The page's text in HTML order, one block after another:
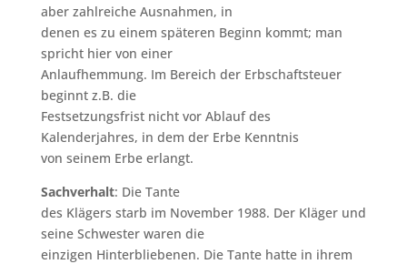
aber zahlreiche Ausnahmen, in
denen es zu einem späteren Beginn kommt; man
spricht hier von einer
Anlaufhemmung. Im Bereich der Erbschaftsteuer
beginnt z.B. die
Festsetzungsfrist nicht vor Ablauf des
Kalenderjahres, in dem der Erbe Kenntnis
von seinem Erbe erlangt.
Sachverhalt: Die Tante
des Klägers starb im November 1988. Der Kläger und
seine Schwester waren die
einzigen Hinterbliebenen. Die Tante hatte in ihrem